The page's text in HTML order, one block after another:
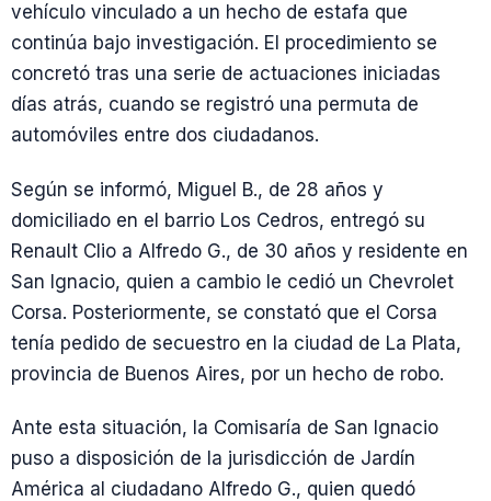
vehículo vinculado a un hecho de estafa que
continúa bajo investigación. El procedimiento se
concretó tras una serie de actuaciones iniciadas
días atrás, cuando se registró una permuta de
automóviles entre dos ciudadanos.
Según se informó, Miguel B., de 28 años y
domiciliado en el barrio Los Cedros, entregó su
Renault Clio a Alfredo G., de 30 años y residente en
San Ignacio, quien a cambio le cedió un Chevrolet
Corsa. Posteriormente, se constató que el Corsa
tenía pedido de secuestro en la ciudad de La Plata,
provincia de Buenos Aires, por un hecho de robo.
Ante esta situación, la Comisaría de San Ignacio
puso a disposición de la jurisdicción de Jardín
América al ciudadano Alfredo G., quien quedó